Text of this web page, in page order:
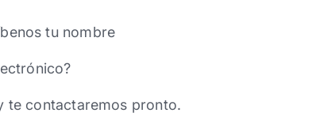
tu nombre
te contactaremos pronto.